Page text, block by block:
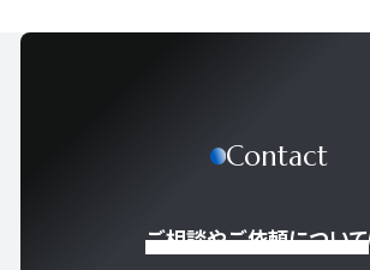
Contact
ご相談やご依頼について